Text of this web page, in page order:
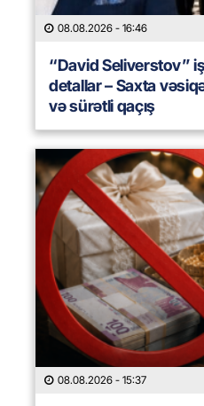
08.08.2026 - 16:46
“David Seliverstov”
detallar – Saxta
və sürətli qaçış
08.08.2026 - 15:37